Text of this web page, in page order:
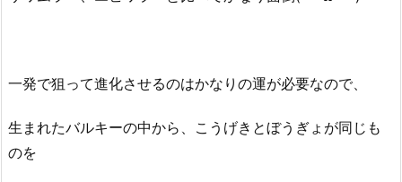
一発で狙って進化させるのはかなりの運が必要なので、
生まれたバルキーの中から、こうげきとぼうぎょが同じも
のを